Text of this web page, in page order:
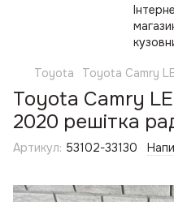
Toyota Toyota Camry
Toyota Camry LE
2020 решітка
Артикул: 53102-33130